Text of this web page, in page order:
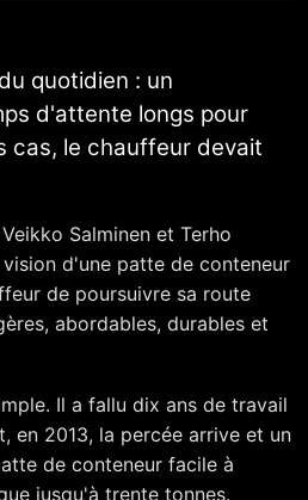
quotidien : un
d'attente longs pour
cas, le chauffeur devait
Salminen et Terho
d'une patte de conteneur
de poursuivre sa route
abordables, durables et
Il a fallu dix ans de travail
en 2013, la percée arrive et un
de conteneur facile à
jusqu'à trente tonnes.